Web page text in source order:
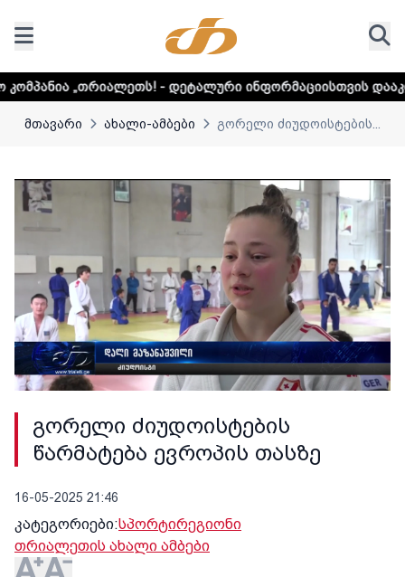
- დეტალური ინფორმაციისთვის დააკლიკეთ ლინკს
მთავარი ახალი-ამბები გორელი ძიუდოისტების...
გორელი ძიუდოისტების
წარმატება ევროპის თასზე
16-05-2025 21:46
კატეგორიები:სპორტირეგიონი
თრიალეთის ახალი ამბები